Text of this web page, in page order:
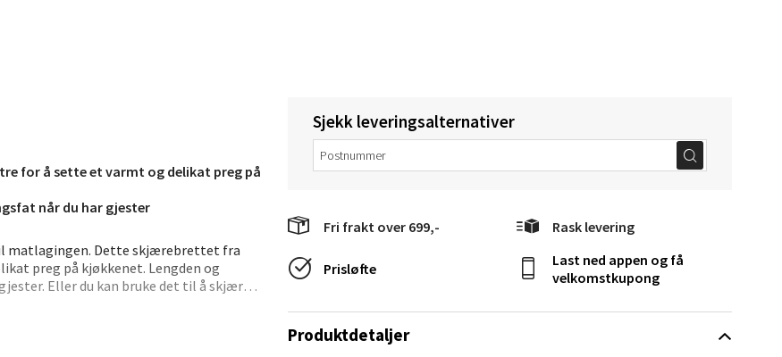
for å sette et varmt og delikat preg på
når du har gjester
matlagingen. Dette skjærebrettet fra
preg på kjøkkenet. Lengden og
Eller du kan bruke det til å skjære
Sjekk leveringsalternativer
Fri frakt over 699,- Rask levering
Prisløfte
Last ned appen og få
velkomstkupong
Produktdetaljer
Velg
og Sandnes - Thon Senter
Vel